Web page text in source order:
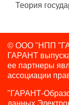
Теория
© ООО "НПП
ГАРАНТ
ее партнеры
ассоциации
"ГАРАНТ-
данных